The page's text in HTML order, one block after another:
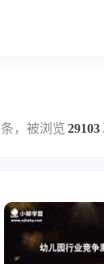
条，被浏览 29103